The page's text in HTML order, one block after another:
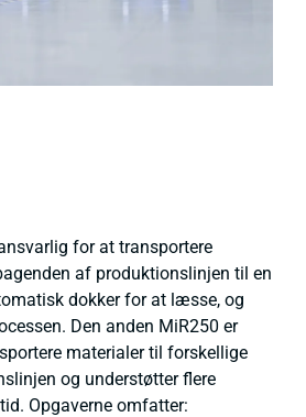
for at transportere
af produktionslinjen til en
dokker for at læsse, og
Den anden MiR250 er
materialer til forskellige
og understøtter flere
Opgaverne omfatter: